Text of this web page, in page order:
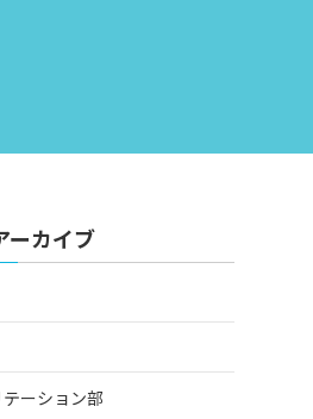
ーカイブ
テーション部